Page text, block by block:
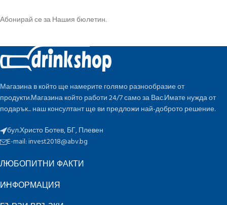
Абонирай се за Нашия бюлетин.
Магазина в който ще намерите голямо разнообразие от
продукти.Магазина който работи 24/7 само за Вас.Имате нужда от
подарък... наш консултант ще ви предложи най-доброто решение.
бул.Христо Ботев, БГ, Плевен
E-mail:invest2018@abv.bg
ЛЮБОПИТНИ ФАКТИ
ИНФОРМАЦИЯ